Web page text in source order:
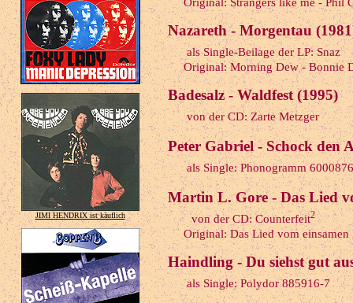
JIMI HENDRIX ist käuflich
Nazareth - Morgentau
als Single-Beilage der LP: Snaz
Original: Morning Dew - Bonnie
Badesalz - Waldfest (1995)
von der CD: Zarte Metzger
Peter Gabriel - Schock den
als Single: Phonogramm
Martin L. Gore - Das Lied
von der CD: Counterfeit2
Original: Das Lied vom einsamen
Haindling - Du siehst gut
als Single: Polydor 885916-7